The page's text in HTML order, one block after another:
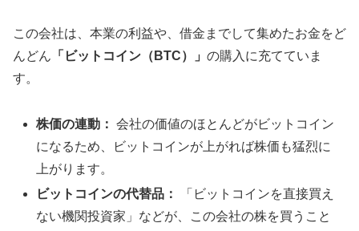
この会社は、本業の利益や、借金までして集めたお金をど
んどん 「ビットコイン（BTC）」 の購入に充てていま
す。
株価の連動： 会社の価値のほとんどがビットコイン
になるため、ビットコインが上がれば株価も猛烈に
上がります。
ビットコインの代替品：
「ビットコインを直接買え
ない機関投資家」などが、この会社の株を買うこと